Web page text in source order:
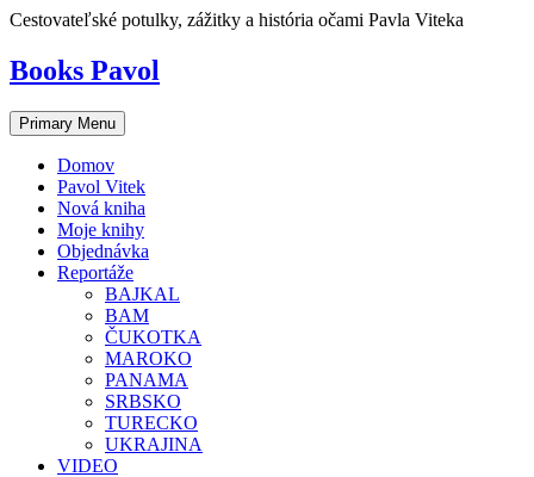
Skip
content
Cestovateľské potulky, zážitky a história očami Pavla Viteka
Books Pavol
Primary Menu
Domov
Pavol Vitek
Nová kniha
Moje knihy
Objednávka
Reportáže
BAJKAL
BAM
ČUKOTKA
MAROKO
PANAMA
SRBSKO
TURECKO
UKRAJINA
VIDEO